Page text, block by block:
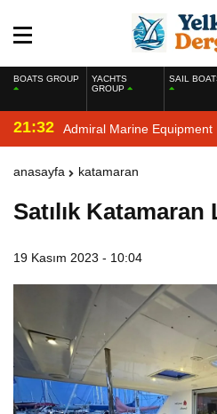
BOATS GROUP
YACHTS
GROUP
SAIL
21:32 Admiral Marine Equipment
anasayfa katamaran
Satılık
19 Kasım 2023 - 10:04